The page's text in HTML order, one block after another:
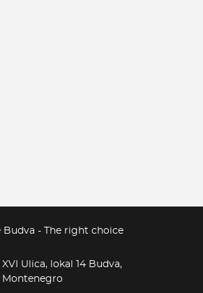
Budva - The right choice
XVI Ulica, lokal 14 Budva,
Montenegro